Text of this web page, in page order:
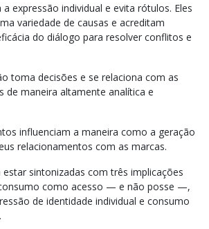
expressão individual e evita rótulos. Eles
variedade de causas e acreditam
do diálogo para resolver conflitos e
toma decisões e se relaciona com as
de maneira altamente analítica e
influenciam a maneira como a geração
relacionamentos com as marcas.
sintonizadas com três implicações
como acesso — e não posse —,
de identidade individual e consumo